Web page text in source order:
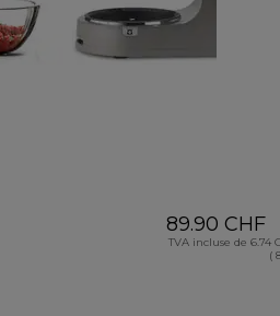
89.90 CHF
TVA incluse de 6.74
(